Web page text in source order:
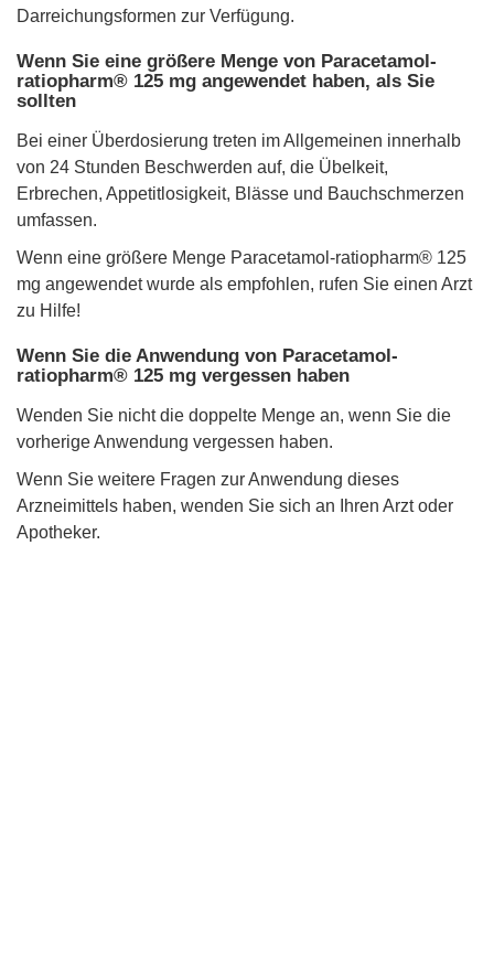
Darreichungsformen zur Verfügung.
Wenn Sie eine größere Menge von Paracetamol-
ratiopharm® 125 mg angewendet haben, als Sie
sollten
Bei einer Überdosierung treten im Allgemeinen innerhalb
von 24 Stunden Beschwerden auf, die Übelkeit,
Erbrechen, Appetitlosigkeit, Blässe und Bauchschmerzen
umfassen.
Wenn eine größere Menge Paracetamol-ratiopharm® 125
mg angewendet wurde als empfohlen, rufen Sie einen Arzt
zu Hilfe!
Wenn Sie die Anwendung von Paracetamol-
ratiopharm® 125 mg vergessen haben
Wenden Sie nicht die doppelte Menge an, wenn Sie die
vorherige Anwendung vergessen haben.
Wenn Sie weitere Fragen zur Anwendung dieses
Arzneimittels haben, wenden Sie sich an Ihren Arzt oder
Apotheker.